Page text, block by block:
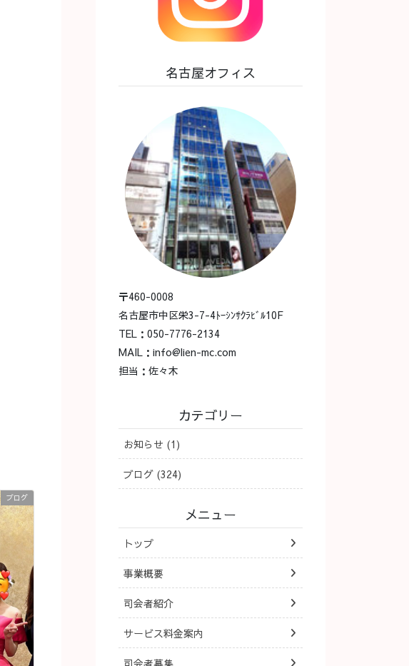
ブログ
名古屋オフィス
〒460-0008
名古屋市中区栄3-7-4ﾄｰｼﾝｻｸﾗﾋﾞﾙ10F
TEL：050-7776-2134
MAIL：info@lien-mc.com
担当：佐々木
カテゴリー
お知らせ (1)
ブログ (324)
メニュー
トップ
事業概要
司会者紹介
サービス料金案内
司会者募集